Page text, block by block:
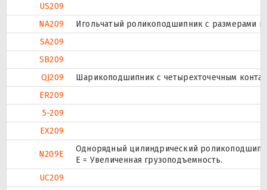
US209
NA209
Игольчатый роликоподшипник с размерами
SA209
SB209
QJ209
Шарикоподшипник с четырехточечным
ER209
5-209
EX209
N209E
Однорядный цилиндрический
Е = Увеличенная грузоподъемность.
UC209